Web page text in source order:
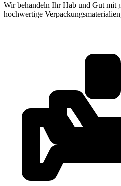
Wir behandeln Ihr Hab und Gut mit
hochwertige